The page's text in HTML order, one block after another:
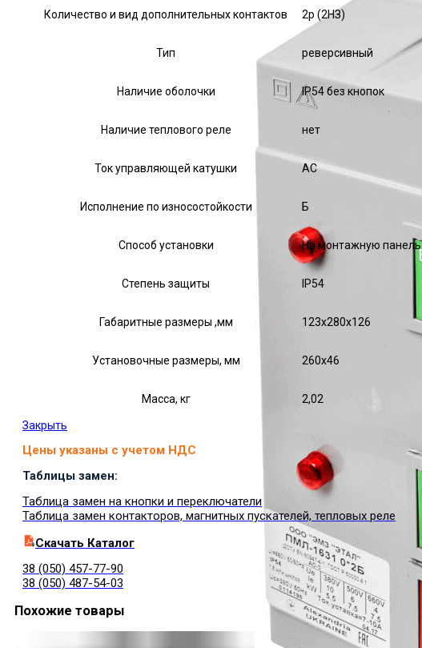
Количество и вид дополнительных контактов 2р (2НЗ)
Тип реверсивный
Наличие оболочки IP54 без кнопок
Наличие теплового реле нет
Ток управляющей катушки АС
Исполнение по износостойкости Б
Способ установки На монтажную панель
Степень защиты IP54
Габаритные размеры ,мм 123х280х126
Установочные размеры, мм 260х46
Масса, кг 2,02
Закрыть
Цены указаны с учетом НДС
Таблицы замен:
Таблица замен на кнопки и переключатели
Таблица замен контакторов, магнитных пускателей, тепловых реле
Cкачать Каталог
38 (050) 457-77-90
38 (050) 487-54-03
Похожие товары